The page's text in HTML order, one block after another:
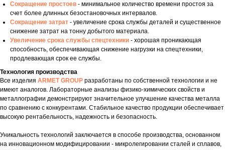
Сокращение простоев - минимальное количество времени простоя за
счет более длинных безостановочных интервалов.
Сокращение затрат - увеличение срока службы деталей и существенное
снижение затрат на тонну добытого материала.
Увеличение срока службы спецтехники - хорошая проникающая
способность, обеспечивающая снижение нагрузки на спецтехники,
продлевающая срок ее службы.
Технология производства
Все изделия ARMET GROUP разработаны по собственной технологии и не
имеют аналогов. Лабораторные анализы физико-химических свойств и
металлографии демонстрируют значительное улучшение качества металла
по сравнению с конкурентами. Стабильное качество продукции обеспечивает
высокую рентабельность, надежность и безопасность.
Уникальность технологий заключается в способе производства, основанном
на инновационном модифицировании - микролегировании сталей и сплавов,